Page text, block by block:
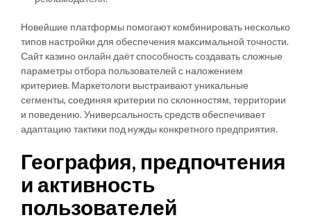
Новейшие платформы помогают комбинировать несколько
типов настройки для обеспечения максимальной точности.
Сайт казино онлайн даёт способность создавать сложные
параметры отбора пользователей с наложением
критериев. Маркетологи выстраивают уникальные
сегменты, соединяя критерии по склонностям, территории
и поведению. Универсальность средств обеспечивает
адаптацию тактики под нужды конкретного предприятия.
География, предпочтения
и активность
пользователей